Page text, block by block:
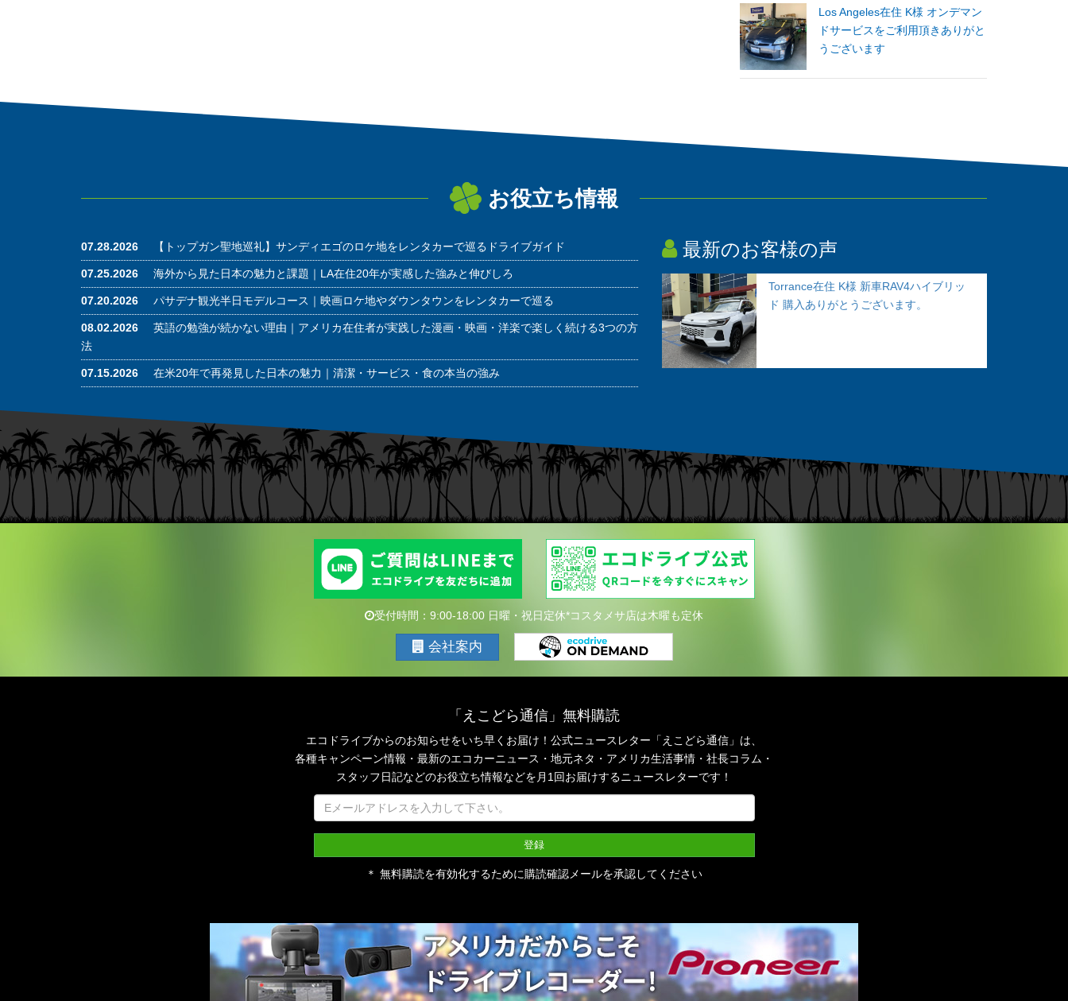
Los Angeles在住 K様 オンデマン
ドサービスをご利用頂きありがと
うございます
お役立ち情報
07.28.2026 【トップガン聖地巡礼】サンディエゴのロケ地をレンタカーで巡るドライブガイド
07.25.2026 海外から見た日本の魅力と課題｜LA在住20年が実感した強みと伸びしろ
07.20.2026 パサデナ観光半日モデルコース｜映画ロケ地やダウンタウンをレンタカーで巡る
08.02.2026
英語の勉強が続かない理由｜アメリカ在住者が実践した漫画・映画・洋楽で楽しく続ける3つの方
法
07.15.2026 在米20年で再発見した日本の魅力｜清潔・サービス・食の本当の強み
最新のお客様の声
Torrance在住 K様 新車RAV4ハイブリッ
ド 購入ありがとうございます。
受付時間：9:00-18:00 日曜・祝日定休*コスタメサ店は木曜も定休
会社案内
「えこどら通信」無料購読
エコドライブからのお知らせをいち早くお届け！公式ニュースレター「えこどら通信」は、
各種キャンペーン情報・最新のエコカーニュース・地元ネタ・アメリカ生活事情・社長コラム・
スタッフ日記などのお役立ち情報などを月1回お届けするニュースレターです！
＊ 無料購読を有効化するために購読確認メールを承認してください